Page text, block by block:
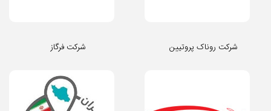
شرکت فرگاز شرکت روناک پروتیین